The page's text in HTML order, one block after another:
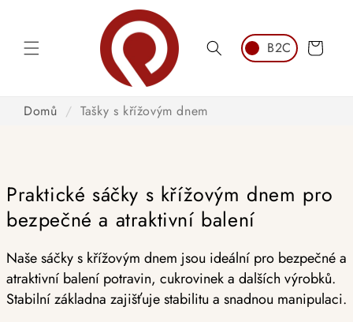
Košík
Domů / Tašky s křížovým dnem
Praktické sáčky s křížovým dnem pro
bezpečné a atraktivní balení
Naše sáčky s křížovým dnem jsou ideální pro bezpečné a
atraktivní balení potravin, cukrovinek a dalších výrobků.
Stabilní základna zajišťuje stabilitu a snadnou manipulaci.